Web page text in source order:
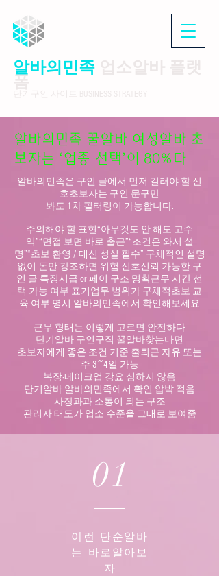
알바의민족
알바의민족 꿀알바 여성알바 초
보자는 ‘업종 선택’이 80%다
알바의민족은 구인 글에서 먼저 걸러야 할 신
호초보자는 구인 문구만
봐도 1차 필터링이 가능합니다.
주의해야 할 표현“아무것도 안 해도 고수
익”“면접 보면 바로 출근”“조건은 와서 설
명”“초보 환영 / 대신 성실 필수” 구체적인 설명
없이 돈만 강조하면 위험 신호신뢰 가능한 구
인 글 특징시급 or 페이 구조 명확근무 시간 선
택 가능 여부 표기업무 범위가 구체적초보 교
육 여부 명시 알바의민족에서 확인해보세요
근무 형태는 이렇게 고르면 안전하다
단기알바 구인구직 꿀알바찾는다면
초보자에게 좋은 조건 기준 출퇴근 자유 또는
주 3~4일 가능
복장·메이크업 강요 심하지 않음
단기알바 알바의민족에서 확인 압박 적음
사장과과 소통이 되는 구조
관리자 태도가 업소 수준을 그대로 보여줌
01
이런 단순알바
는 바로알아보
자